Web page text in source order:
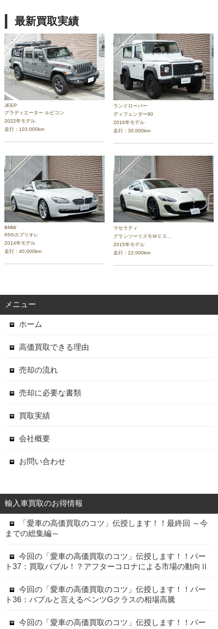
最新買取実績
JEEP
グラディエーター ルビコン
2022年モデル
走行：103,000km
ランドローバー
ディフェンダー90
2016年モデル
走行：30,000km
BMW
650iカブリオレ
2014年モデル
走行：40,000km
マセラティ
グランツーリズモＭＣス...
2015年モデル
走行：22,000km
メニュー
ホーム
高価買取できる理由
売却の流れ
売却に必要な書類
買取実績
会社概要
お問い合わせ
輸入車買取のお得情報
「愛車の高価買取のコツ」伝授します！！最終回 ～今
までの総集編～
今回の「愛車の高価買取のコツ」伝授します！！パー
ト37：買取バブル！？アフターコロナによる市場の動向Ⅱ
今回の「愛車の高価買取のコツ」伝授します！！パー
ト36：バブルと言えるベンツGクラスの相場高騰
今回の「愛車の高価買取のコツ」伝授します！！パー